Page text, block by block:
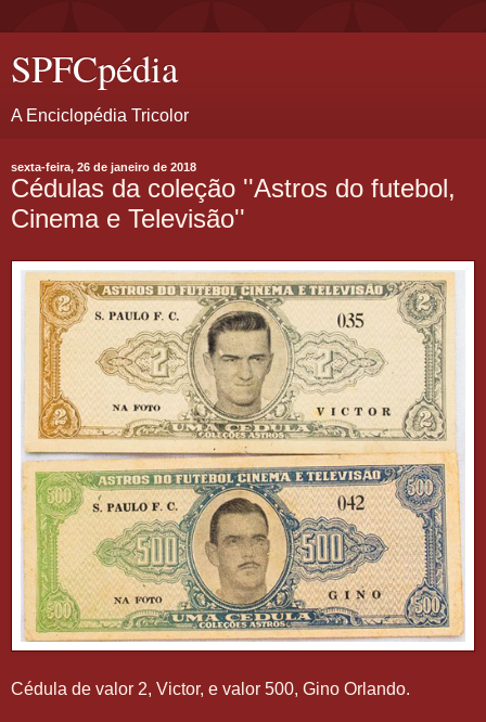
SPFCpédia
A Enciclopédia Tricolor
sexta-feira, 26 de janeiro de 2018
Cédulas da coleção ''Astros do futebol,
Cinema e Televisão''
Cédula de valor 2, Victor, e valor 500, Gino Orlando.